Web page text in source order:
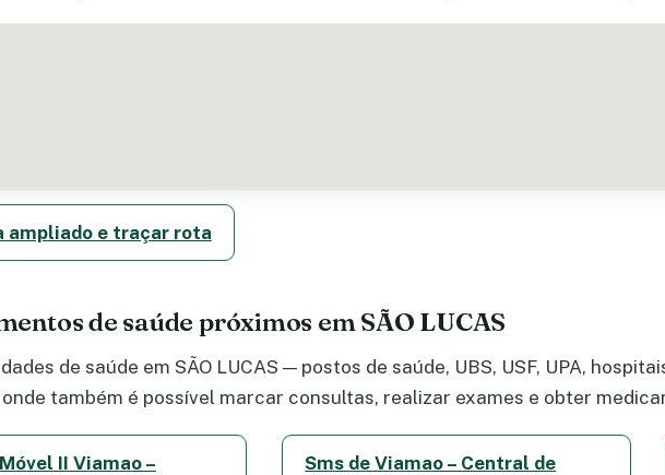
ampliado e traçar rota
de saúde próximos em SÃO LUCAS
de saúde em SÃO LUCAS — postos de saúde, UBS, USF, UPA,
também é possível marcar consultas, realizar exames e obter
II Viamao –
Sms de Viamao – Central de